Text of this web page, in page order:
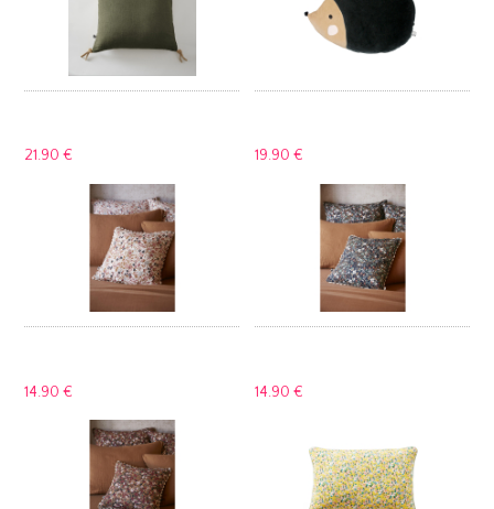
21.90 € 19.90 €
14.90 € 14.90 €